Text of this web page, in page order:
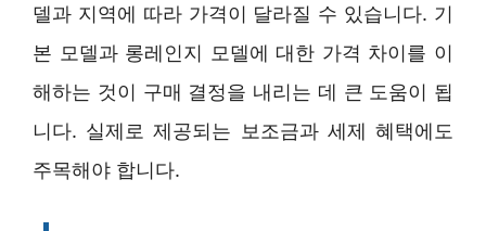
델과 지역에 따라 가격이 달라질 수 있습니다. 기
본 모델과 롱레인지 모델에 대한 가격 차이를 이
해하는 것이 구매 결정을 내리는 데 큰 도움이 됩
니다. 실제로 제공되는 보조금과 세제 혜택에도
주목해야 합니다.